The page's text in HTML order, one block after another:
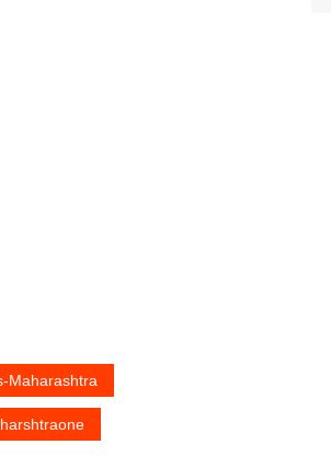
Maharashtra